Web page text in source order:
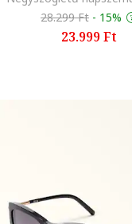
28.299 Ft - 15%
23.999 Ft